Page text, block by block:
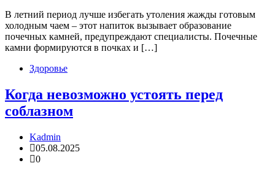
В летний период лучше избегать утоления жажды готовым
холодным чаем – этот напиток вызывает образование
почечных камней, предупреждают специалисты. Почечные
камни формируются в почках и […]
Здоровье
Когда невозможно устоять перед
соблазном
Kadmin
05.08.2025
0